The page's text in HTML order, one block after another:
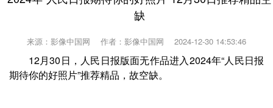
缺
来源：影像中国网 作者：影像中国网 2024-12-30 14:53:46
12月30日，人民日报版面无作品进入2024年“人民日报
期待你的好照片”推荐精品，故空缺。